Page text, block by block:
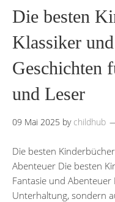
Die besten
Klassiker
Geschichten
und Leser
09 Mai 2025 by childhub
Die besten
Abenteuer Die besten
Fantasie und
Unterhaltung, sondern